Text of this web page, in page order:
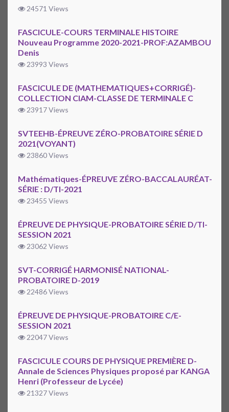
24571 Views
FASCICULE-COURS TERMINALE HISTOIRE
Nouveau Programme 2020-2021-PROF:AZAMBOU
Denis
23993 Views
FASCICULE DE (MATHEMATIQUES+CORRIGÉ)-
COLLECTION CIAM-CLASSE DE TERMINALE C
23917 Views
SVTEEHB-ÉPREUVE ZÉRO-PROBATOIRE SÉRIE D
2021(VOYANT)
23860 Views
Mathématiques-ÉPREUVE ZÉRO-BACCALAURÉAT-
SÉRIE : D/TI-2021
23455 Views
ÉPREUVE DE PHYSIQUE-PROBATOIRE SÉRIE D/TI-
SESSION 2021
23062 Views
SVT-CORRIGÉ HARMONISÉ NATIONAL-
PROBATOIRE D-2019
22486 Views
ÉPREUVE DE PHYSIQUE-PROBATOIRE C/E-
SESSION 2021
22047 Views
FASCICULE COURS DE PHYSIQUE PREMIÈRE D-
Annale de Sciences Physiques proposé par KANGA
Henri (Professeur de Lycée)
21327 Views